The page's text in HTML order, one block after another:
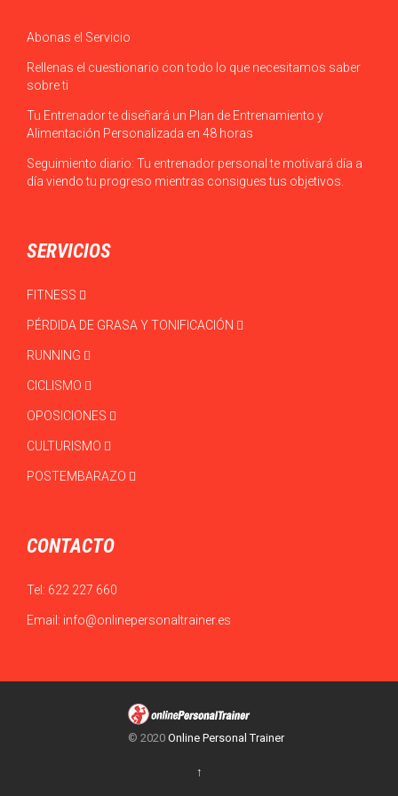
Abonas el Servicio
Rellenas el cuestionario con todo lo que necesitamos saber
sobre ti
Tu Entrenador te diseñará un Plan de Entrenamiento y
Alimentación Personalizada en 48 horas
Seguimiento diario: Tu entrenador personal te motivará día a
día viendo tu progreso mientras consigues tus objetivos.
SERVICIOS
FITNESS
PÉRDIDA DE GRASA Y TONIFICACIÓN
RUNNING
CICLISMO
OPOSICIONES
CULTURISMO
POSTEMBARAZO
CONTACTO
Tel: 622 227 660
Email: info@onlinepersonaltrainer.es
© 2020 Online Personal Trainer
↑